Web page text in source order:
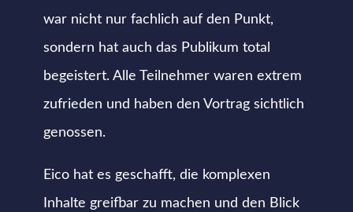
war nicht nur fachlich auf den Punkt,
sondern hat auch das Publikum total
begeistert. Alle Teilnehmer waren extrem
zufrieden und haben den Vortrag sichtlich
genossen.
Eico hat es geschafft, die komplexen
Inhalte greifbar zu machen und den Blick